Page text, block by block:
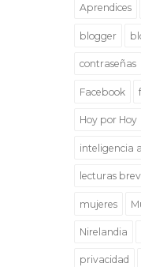
Aprendices
blogger
contraseñas
Facebook
Hoy por Hoy
inteligencia
lecturas
mujeres
Nirelandia
privacidad